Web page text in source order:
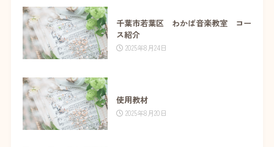
千葉市若葉区 わかば音楽教室 コー
ス紹介
2025年8月24日
使用教材
2025年8月20日